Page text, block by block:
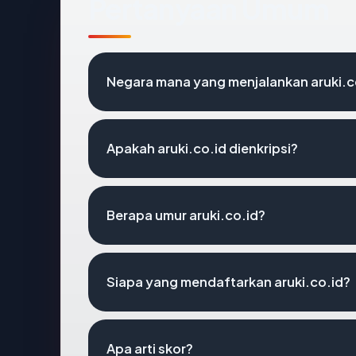
Negara mana yang menjalankan
Apakah aruki.co.id dienkripsi?
Berapa umur aruki.co.id?
Siapa yang mendaftarkan aruki.co.id?
Apa arti skor?